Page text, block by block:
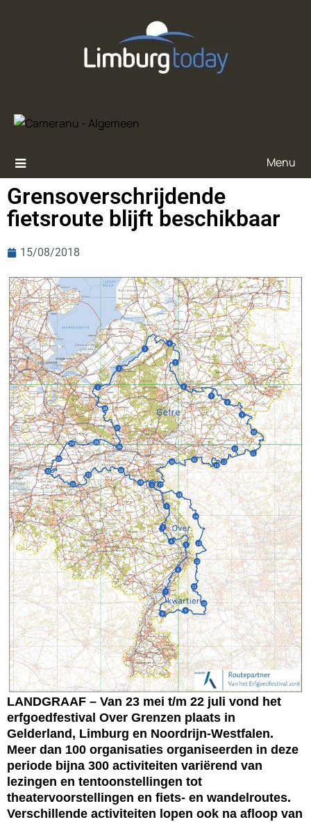
Menu
Grensoverschrijdende
fietsroute blijft beschikbaar
15/08/2018
LANDGRAAF – Van 23 mei t/m 22 juli vond het
erfgoedfestival Over Grenzen plaats in
Gelderland, Limburg en Noordrijn-Westfalen.
Meer dan 100 organisaties organiseerden in deze
periode bijna 300 activiteiten variërend van
lezingen en tentoonstellingen tot
theatervoorstellingen en fiets- en wandelroutes.
Verschillende activiteiten lopen ook na afloop van